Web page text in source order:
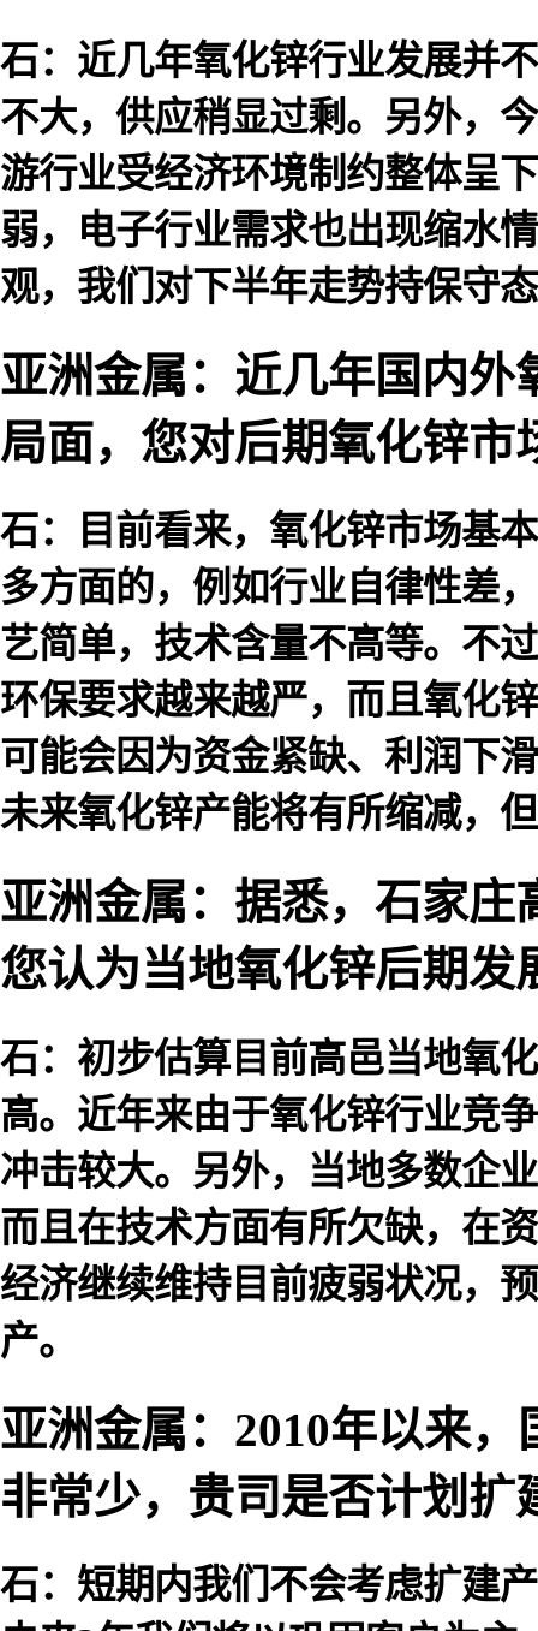
石：近几年氧化锌行业发展并
不大，供应稍显过剩。另外，
游行业受经济环境制约整体呈
弱，电子行业需求也出现缩水
观，我们对下半年走势持保守
亚洲金属：近几年国内外
局面，您对后期氧化锌市
石：目前看来，氧化锌市场基
多方面的，例如行业自律性差
艺简单，技术含量不高等。不
环保要求越来越严，而且氧化
可能会因为资金紧缺、利润下
未来氧化锌产能将有所缩减，
亚洲金属：据悉，石家庄
您认为当地氧化锌后期发
石：初步估算目前高邑当地氧
高。近年来由于氧化锌行业竞
冲击较大。另外，当地多数企
而且在技术方面有所欠缺，在
经济继续维持目前疲弱状况，
产。
亚洲金属：2010年以来
非常少，贵司是否计划扩
石：短期内我们不会考虑扩建